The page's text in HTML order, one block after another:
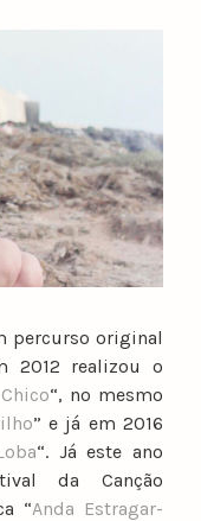
percurso original
2012 realizou o
“, no mesmo
” e já em 2016
“. Já este ano
da Canção
“Anda Estragar-